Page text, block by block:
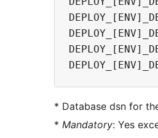
* Database dsn for
* Mandatory: Yes